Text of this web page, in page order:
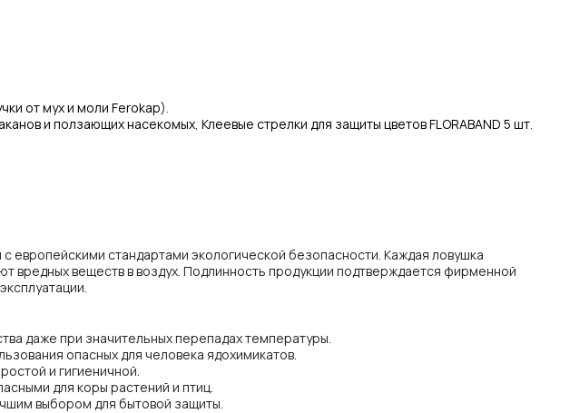
от мух и моли Ferokap).
и ползающих насекомых, Клеевые стрелки для защиты цветов FLORABAND 5 шт.
европейскими стандартами экологической безопасности. Каждая ловушка
вредных веществ в воздух. Подлинность продукции подтверждается фирменной
даже при значительных перепадах температуры.
опасных для человека ядохимикатов.
и гигиеничной.
для коры растений и птиц.
выбором для бытовой защиты.